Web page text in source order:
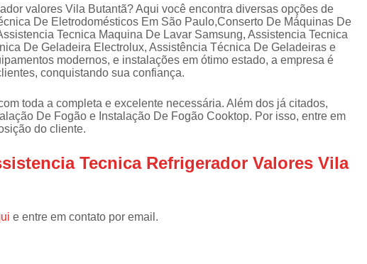
fogão
freezer
Refrigerador Assistencia Tecnica
Assistencia Tecnica Lavadora Secadora
Assistencia Tecnica Maquina Secadora de
Assistencia Tecnica
Assistencia Tecnica Samsung
Assistencia Tecnica Secadora Enxuta
valores Vila Butantã? Aqui você encontra diversas opções de
De Eletrodomésticos Em São Paulo,Conserto De Máquinas De
Tecnica Maquina De Lavar Samsung, Assistencia Tecnica
De Geladeira Electrolux, Assistência Técnica De Geladeiras e
modernos, e instalações em ótimo estado, a empresa é
conquistando sua confiança.
toda a completa e excelente necessária. Além dos já citados,
De Fogão e Instalação De Fogão Cooktop. Por isso, entre em
do cliente.
Tecnica Refrigerador Valores Vila
e entre em contato por email.